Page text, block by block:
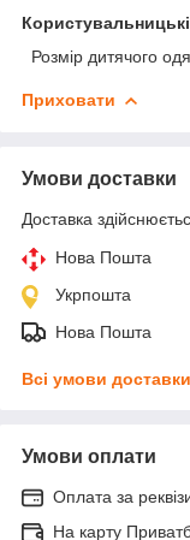
Розмір дитячого
Приховати
Умови доставки
Доставка
Нова Пошта
Укрпошта
Нова Пошта
Всі умови доставки
Умови оплати
Оплата за
На карту